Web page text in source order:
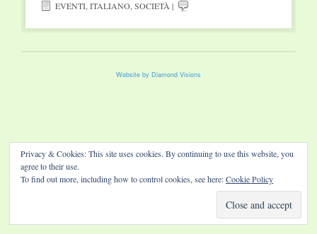
EVENTI,ITALIANO,SOCIETÀ |
Website by Diamond Visions
Privacy & Cookies: This site uses cookies. By continuing to use this website, you
agree to their use.
To find out more, including how to control cookies, see here:Cookie Policy